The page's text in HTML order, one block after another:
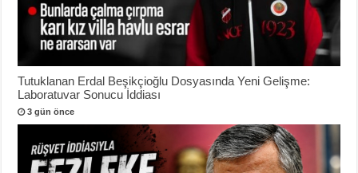
Tutuklanan Erdal Beşikçioğlu Dosyasında Yeni Gelişme:
Laboratuvar Sonucu İddiası
3 gün önce